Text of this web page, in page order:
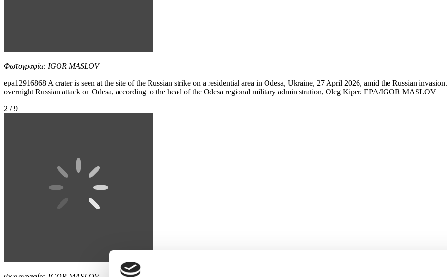
Φωτογραφία: IGOR MASLOV
epa12916868 A crater is seen at the site of the Russian strike on a residential area in Odesa, Ukraine, 27 April 2026, amid the Russian
overnight Russian attack on Odesa, according to the head of the Odesa regional military administration, Oleg Kiper. EPA/IGOR MASLOV
2 / 9